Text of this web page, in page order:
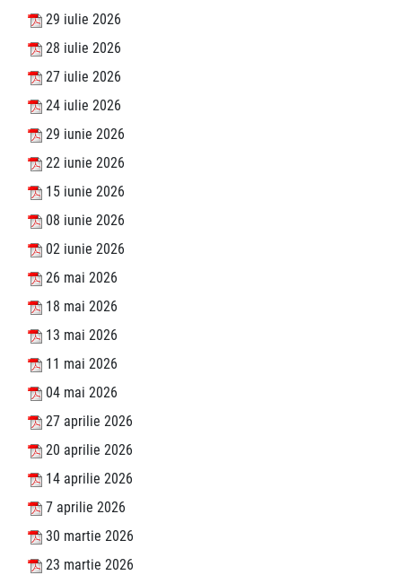
29 iulie 2026
28 iulie 2026
27 iulie 2026
24 iulie 2026
29 iunie 2026
22 iunie 2026
15 iunie 2026
08 iunie 2026
02 iunie 2026
26 mai 2026
18 mai 2026
13 mai 2026
11 mai 2026
04 mai 2026
27 aprilie 2026
20 aprilie 2026
14 aprilie 2026
7 aprilie 2026
30 martie 2026
23 martie 2026